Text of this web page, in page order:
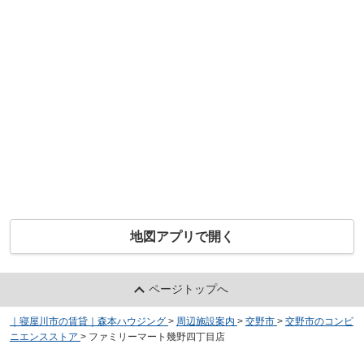
地図アプリで開く
ページトップへ
｜寝屋川市の賃貸｜森本ハウジング > 周辺施設案内 > 交野市 > 交野市のコンビ
ニエンスストア > ファミリーマート幾野四丁目店